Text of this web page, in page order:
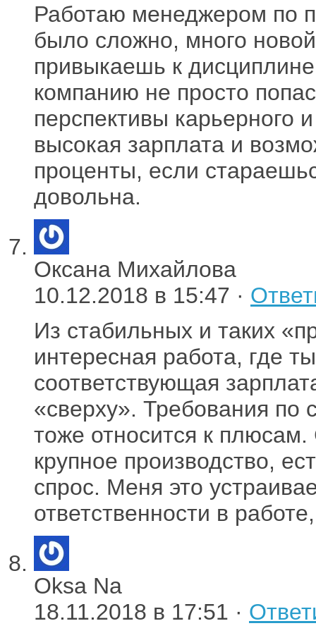
Работаю менеджером по
было сложно, много
привыкаешь к
компанию не просто
перспективы карьерного
высокая зарплата и
проценты, если
довольна.
Оксана Михайлова
10.12.2018 в 15:47 ·
Из стабильных и таких
интересная работа, где
соответствующая
«сверху». Требования
тоже относится к
крупное производство,
спрос. Меня это
ответственности в
Oksa Na
18.11.2018 в 17:51 ·